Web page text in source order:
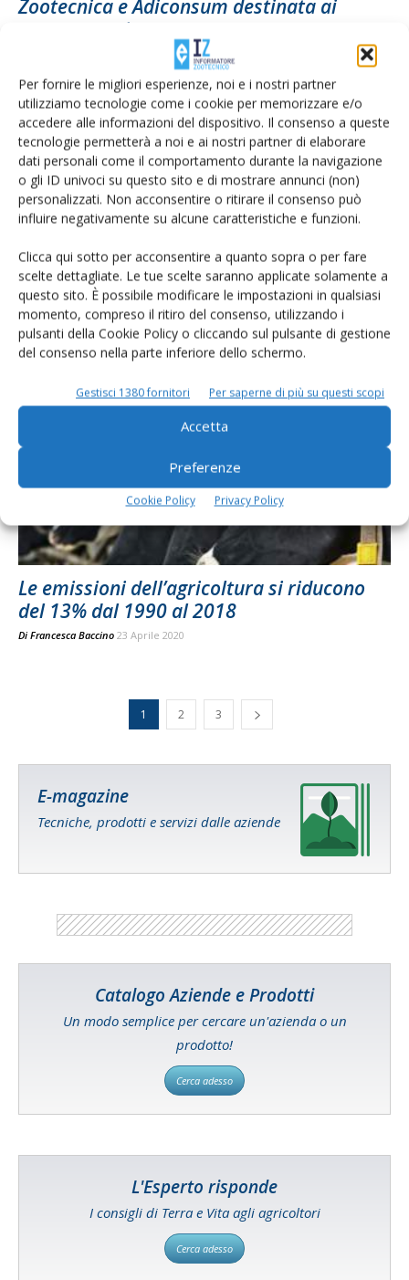
Per fornire le migliori esperienze, noi e i nostri partner
utilizziamo tecnologie come i cookie per memorizzare e/o
accedere alle informazioni del dispositivo. Il consenso a queste
tecnologie permetterà a noi e ai nostri partner di elaborare
dati personali come il comportamento durante la navigazione
o gli ID univoci su questo sito e di mostrare annunci (non)
personalizzati. Non acconsentire o ritirare il consenso può
influire negativamente su alcune caratteristiche e funzioni.
Clicca qui sotto per acconsentire a quanto sopra o per fare
scelte dettagliate. Le tue scelte saranno applicate solamente a
questo sito. È possibile modificare le impostazioni in qualsiasi
momento, compreso il ritiro del consenso, utilizzando i
pulsanti della Cookie Policy o cliccando sul pulsante di gestione
del consenso nella parte inferiore dello schermo.
Gestisci 1380 fornitori Per saperne di più su questi scopi
Accetta
Preferenze
Cookie Policy Privacy Policy
Zootecnica e Adiconsum destinata ai
consumatori...
Parmigiano Reggiano, il 2019 anno record
per valore alla produzione e...
Di Orlando Fortunato 30 Aprile 2020
Le emissioni dell’agricoltura si riducono
del 13% dal 1990 al 2018
Di Francesca Baccino 23 Aprile 2020
1 2 3
E-magazine
Tecniche, prodotti e servizi dalle aziende
Catalogo Aziende e Prodotti
Un modo semplice per cercare un'azienda o un
prodotto!
Cerca adesso
L'Esperto risponde
I consigli di Terra e Vita agli agricoltori
Cerca adesso